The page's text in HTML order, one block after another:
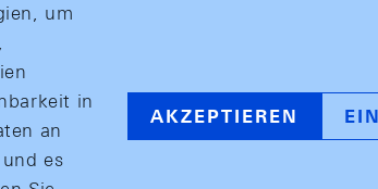
um
in
an
es
AKZEPTIEREN